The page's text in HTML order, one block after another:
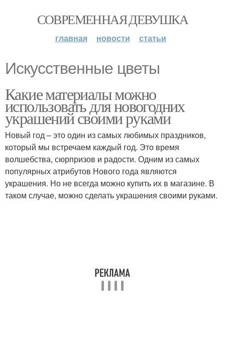
СОВРЕМЕННАЯ ДЕВУШКА
главная новости статьи
Искусственные цветы
Какие материалы можно
использовать для новогодних
украшений своими руками
Новый год – это один из самых любимых праздников,
который мы встречаем каждый год. Это время
волшебства, сюрпризов и радости. Одним из самых
популярных атрибутов Нового года являются
украшения. Но не всегда можно купить их в магазине. В
таком случае, можно сделать украшения своими руками.